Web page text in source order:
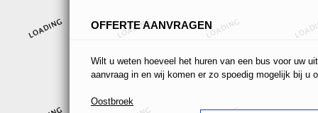
OFFERTE AANVRAGEN
Wilt u weten hoeveel het huren van een bus voor uw
aanvraag in en wij komen er zo spoedig mogelijk bij u
Oostbroek